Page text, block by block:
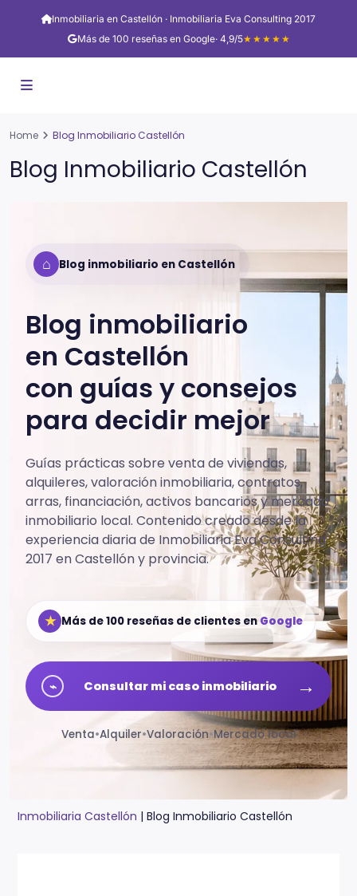
Inmobiliaria en Castellón · Inmobiliaria Eva Consulting 2017
Más de 100 reseñas en Google· 4,9/5★★★★★
Home Blog Inmobiliario Castellón
Blog Inmobiliario Castellón
⌂ Blog inmobiliario en Castellón
Blog inmobiliario
en Castellón
con guías y consejos
para decidir mejor
Guías prácticas sobre venta de viviendas,
alquileres, valoración inmobiliaria, contratos,
arras, financiación, activos bancarios y mercado
inmobiliario local. Contenido creado desde la
experiencia diaria de Inmobiliaria Eva Consulting
2017 en Castellón y provincia.
★ Más de 100 reseñas de clientes enGoogle
⌁ Consultar mi caso inmobiliario →
Venta•Alquiler•Valoración•Mercado local
Inmobiliaria Castellón | Blog Inmobiliario Castellón